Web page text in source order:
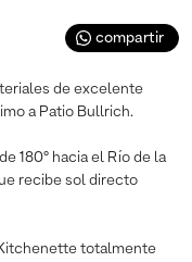
compartir
de excelente
a Patio Bullrich.
180° hacia el Río de la
recibe sol directo
totalmente